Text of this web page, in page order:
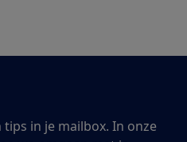
in je mailbox. In onze